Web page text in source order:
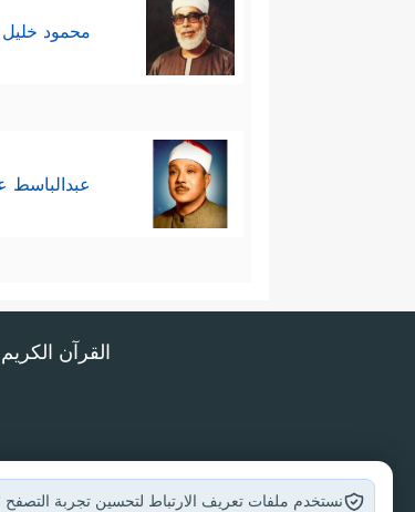
محمود
عبدالباسط
القرآن الكريم
نستخدم ملفات تعريف الارتباط لتحسين تجربة التصفح